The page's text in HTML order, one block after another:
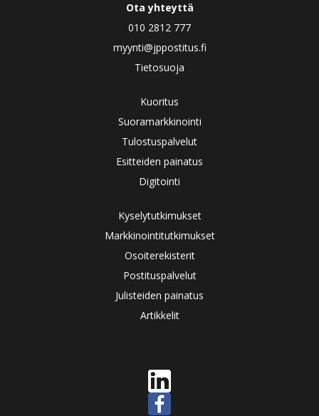
Ota yhteyttä
010 2812 777
myynti@jppostitus.fi
Tietosuoja
Kuoritus
Suoramarkkinointi
Tulostuspalvelut
Esitteiden painatus
Digitointi
Kyselytutkimukset
Markkinointitutkimukset
Osoiterekisterit
Postituspalvelut
Julisteiden painatus
Artikkelit